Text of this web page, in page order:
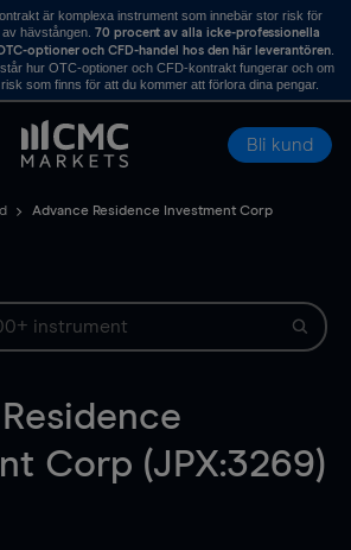
är komplexa instrument som innebär stor risk för
hävstången. 70 procent av alla icke-professionella
optioner och CFD-handel hos den här leverantören.
hur OTC-optioner och CFD-kontrakt fungerar och om
som finns för att du kommer att förlora dina pengar.
Bli kund
Advance Residence Investment Corp
Corp (JPX:3269)